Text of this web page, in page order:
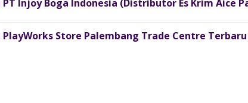
Store Palembang Trade Centre Terbaru